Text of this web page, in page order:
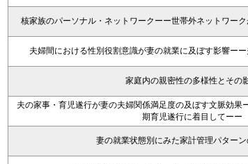
核家族のパーソナル・ネットワークーー世帯外ネットワー
夫婦間における性別役割意識が妻の就業に及ぼす影響ー
家庭内の親密性の多様性とその
夫の家事・育児遂行が妻の夫婦関係満足度の及ぼす文脈効果
期育児遂行に着目してーー
妻の就業状態別にみた家計管理パターン